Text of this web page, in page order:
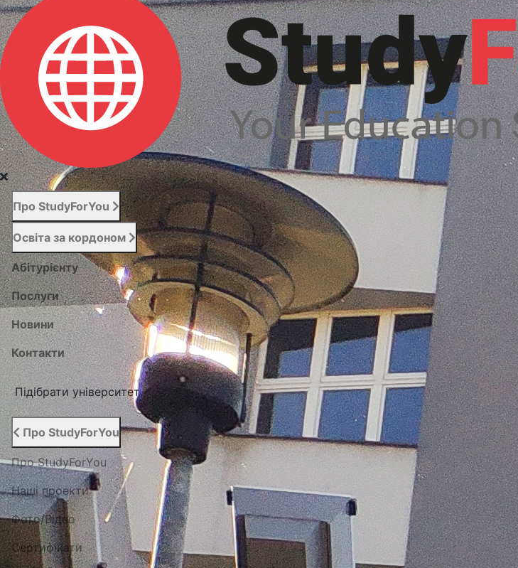
Про StudyForYou
Освіта за кордоном
Абітурієнту
Послуги
Новини
Контакти
Підібрати університет
Про StudyForYou
Про StudyForYou
Наші проекти
Фото/Відео
Сертифікати